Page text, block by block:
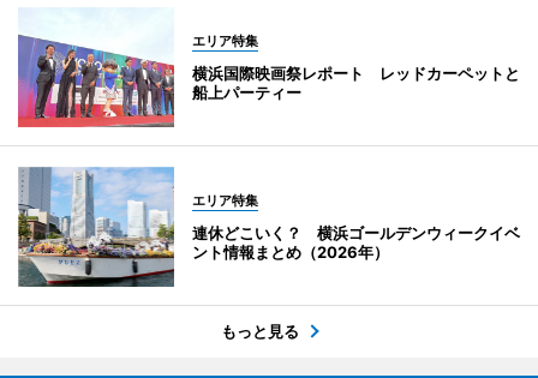
エリア特集
横浜国際映画祭レポート レッドカーペットと
船上パーティー
エリア特集
連休どこいく？ 横浜ゴールデンウィークイベ
ント情報まとめ（2026年）
もっと見る